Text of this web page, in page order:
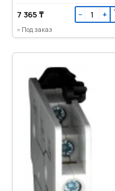
7 365 ₸ − +
Под заказ